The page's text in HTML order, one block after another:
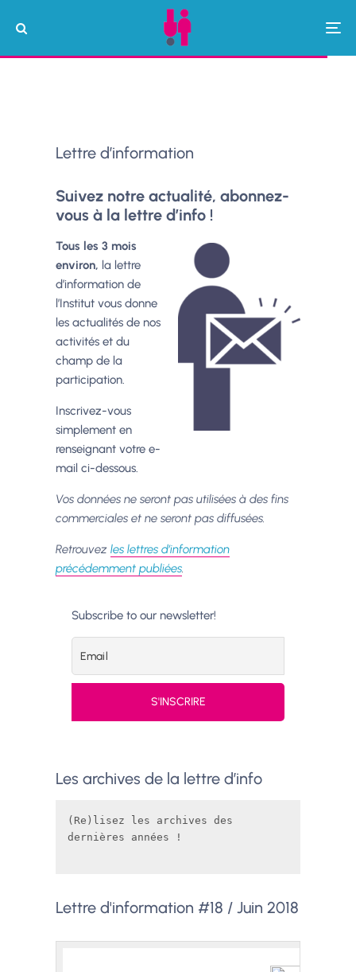
Lettre d’information
Suivez notre actualité, abonnez-
vous à la lettre d’info !
Tous les 3 mois
environ, la lettre
d’information de
l’Institut vous donne
les actualités de nos
activités et du
champ de la
participation.
Inscrivez-vous
simplement en
renseignant votre e-
mail ci-dessous.
Vos données ne seront pas utilisées à des fins
commerciales et ne seront pas diffusées.
Retrouvez les lettres d’information
précédemment publiées.
Subscribe to our newsletter!
Les archives de la lettre d’info
(Re)lisez les archives des
dernières années !
Lettre d'information #18 / Juin 2018